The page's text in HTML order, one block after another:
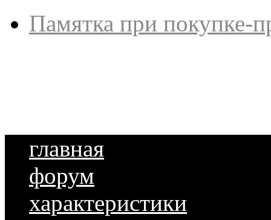
Памятка при покупке-
главная
форум
характеристики